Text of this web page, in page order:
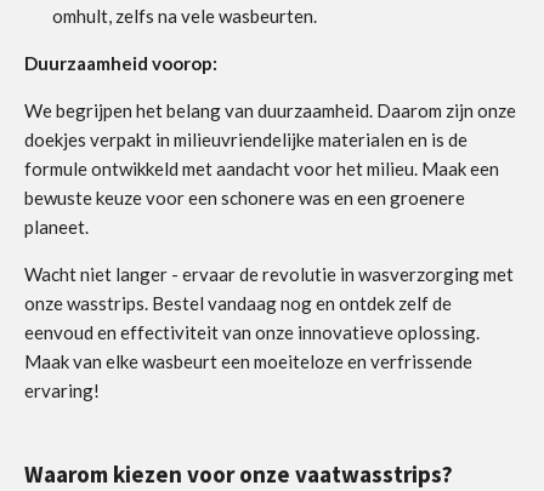
omhult, zelfs na vele wasbeurten.
Duurzaamheid voorop:
We begrijpen het belang van duurzaamheid. Daarom zijn onze
doekjes verpakt in milieuvriendelijke materialen en is de
formule ontwikkeld met aandacht voor het milieu. Maak een
bewuste keuze voor een schonere was en een groenere
planeet.
Wacht niet langer - ervaar de revolutie in wasverzorging met
onze wasstrips. Bestel vandaag nog en ontdek zelf de
eenvoud en effectiviteit van onze innovatieve oplossing.
Maak van elke wasbeurt een moeiteloze en verfrissende
ervaring!
Waarom kiezen voor onze vaatwasstrips?